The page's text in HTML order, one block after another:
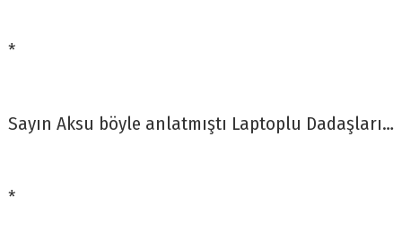
*
Sayın Aksu böyle anlatmıştı Laptoplu Dadaşları…
*